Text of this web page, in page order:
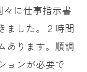
に仕事指示書
ました。２時間
あります。順調
ョンが必要で